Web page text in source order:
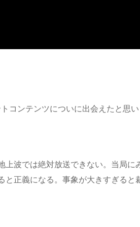
コンテンツについに出会えたと思い
波では絶対放送できない。当局に
正義になる。事象が大きすぎると